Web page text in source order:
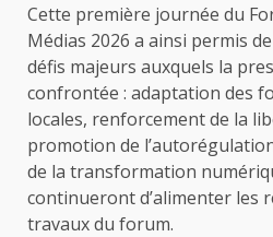
Cette première journée du
Médias 2026 a ainsi permis
défis majeurs auxquels la
confrontée : adaptation des
locales, renforcement de la
promotion de
de la transformation
continueront d’alimenter les
travaux du forum.